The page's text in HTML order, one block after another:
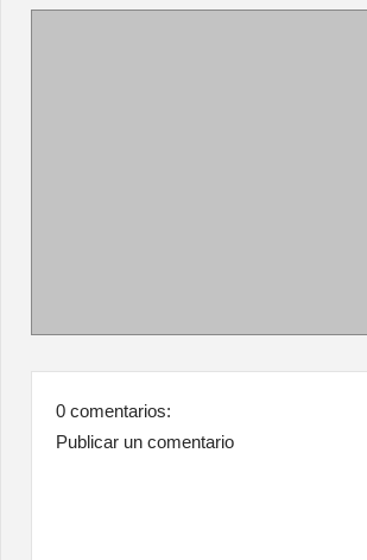
0 comentarios:
Publicar un comentario